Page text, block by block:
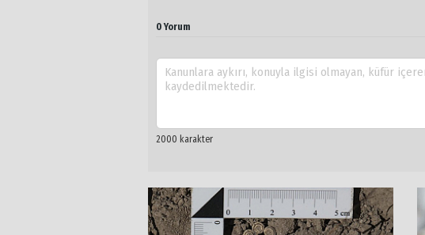
0 Yorum